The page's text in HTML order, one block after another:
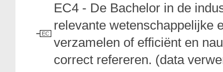
EC
EC4 - De Bachelor in de
relevante wetenschappelijke
verzamelen of efficiënt en
correct refereren. (data